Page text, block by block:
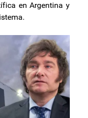
en Argentina y